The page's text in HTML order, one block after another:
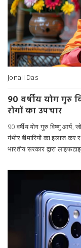
Jonali Das
90 वर्षीय योग गुरु
रोगों का उपचार
90 वर्षीय योग गुरु विष्णु आर्य,
गंभीर बीमारियों का इलाज
भारतीय सरकार द्वारा